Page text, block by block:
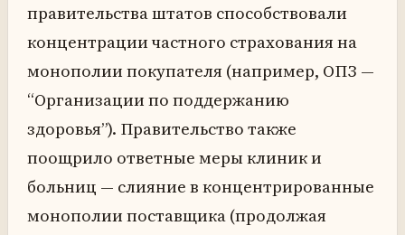
правительства штатов способствовали
концентрации частного страхования на
монополии покупателя (например, ОПЗ —
“Организации по поддержанию
здоровья”). Правительство также
поощрило ответные меры клиник и
больниц — слияние в концентрированные
монополии поставщика (продолжая